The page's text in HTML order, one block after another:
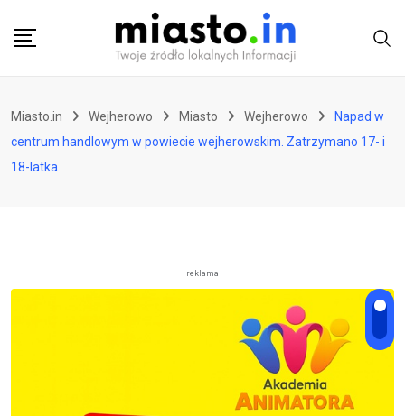
Miasto.in Wejherowo Miasto Wejherowo
Napad w
centrum handlowym w powiecie wejherowskim. Zatrzymano 17- i
18-latka
reklama